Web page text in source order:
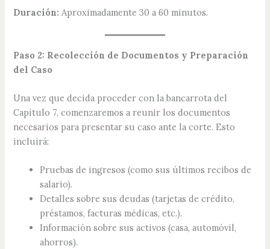
Duración: Aproximadamente 30 a 60 minutos.
Paso 2: Recolección de Documentos y Preparación
del Caso
Una vez que decida proceder con la bancarrota del
Capítulo 7, comenzaremos a reunir los documentos
necesarios para presentar su caso ante la corte. Esto
incluirá:
Pruebas de ingresos (como sus últimos recibos de
salario).
Detalles sobre sus deudas (tarjetas de crédito,
préstamos, facturas médicas, etc.).
Información sobre sus activos (casa, automóvil,
ahorros).